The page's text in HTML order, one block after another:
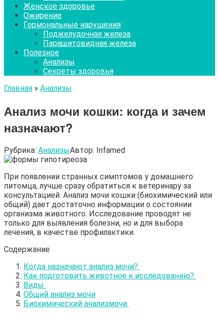
Женское здоровье
Ожирение
Гормональные нарушения
Поджелудочная железа
Паращитовидная железа
Полезное
Анализы
Секреты здоровья
Главная » Анализы
Анализ мочи кошки: когда и зачем
назначают?
Рубрика: АнализыАвтор: Infamed
При появлении странных симптомов у домашнего
питомца, лучше сразу обратиться к ветеринару за
консультацией. Анализ мочи кошки (биохимический или
общий) дает достаточно информации о состоянии
организма животного. Исследование проводят не
только для выявления болезни, но и для выбора
лечения, в качестве профилактики.
Содержание
Когда назначают анализ мочи?
Как подготовить животное к исследованию?
Виды
Общий анализ мочи
Биохимический анализмочи